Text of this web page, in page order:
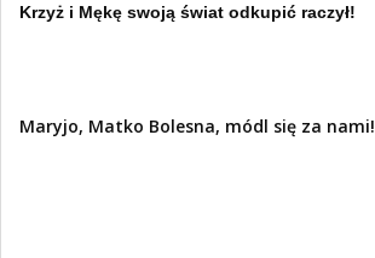
Krzyż i Mękę swoją świat odkupić raczył!
Maryjo, Matko Bolesna, módl się za nami!